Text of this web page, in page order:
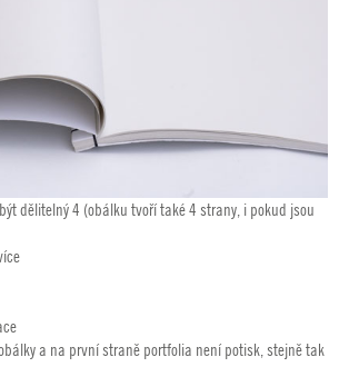
dělitelný 4 (obálku tvoří také 4 strany, i pokud jsou
a na první straně portfolia není potisk, stejně tak